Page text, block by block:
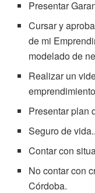
Presentar
Cursar y
de mi
modelado de
Realizar un
Presentar plan
Seguro de vida..
Contar con
No contar con
Córdoba.